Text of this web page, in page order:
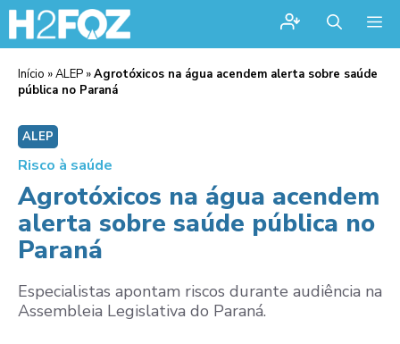
Início »ALEP »Agrotóxicos na água acendem alerta sobre saúde
pública no Paraná
ALEP
Risco à saúde
Agrotóxicos na água acendem
alerta sobre saúde pública no
Paraná
Especialistas apontam riscos durante audiência na
Assembleia Legislativa do Paraná.